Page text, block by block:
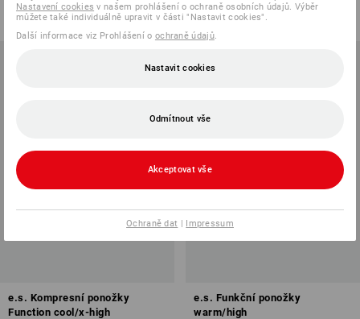
(vč. DPH) od 5 pár (vč. DPH) od 3 pár
e.s. Kompresní ponožky
Function cool/x-high
e.s. Funkční ponožky
warm/high
Nastavení cookies v našem prohlášení o ochraně osobních údajů. Výběr
můžete také individuálně upravit v části "Nastavit cookies".
Další informace viz Prohlášení o ochraně údajů.
Nastavit cookies
Odmítnout vše
Akceptovat vše
Ochraně dat | Impressum